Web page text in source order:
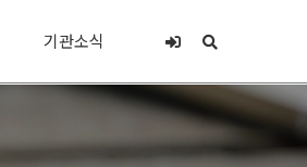
기관소식